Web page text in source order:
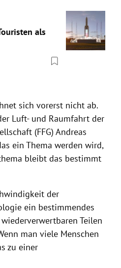
als
sich vorerst nicht ab.
Luft- und Raumfahrt der
(FFG) Andreas
ein Thema werden wird,
bleibt das bestimmt
der
ein bestimmendes
Teilen
man viele Menschen
zu einer